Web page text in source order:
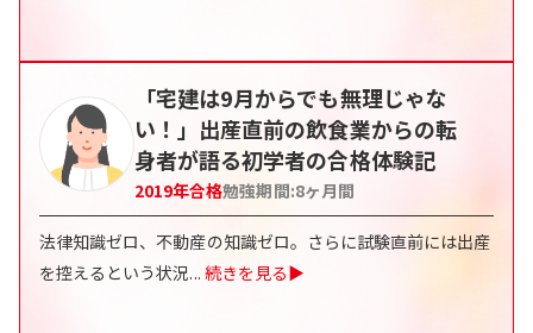
「宅建は9月からでも無理じゃな
い！」出産直前の飲食業からの転
身者が語る初学者の合格体験記
2019年合格勉強期間:8ヶ月間
法律知識ゼロ、不動産の知識ゼロ。さらに試験直前には出産
を控えるという状況... 続きを見る▶